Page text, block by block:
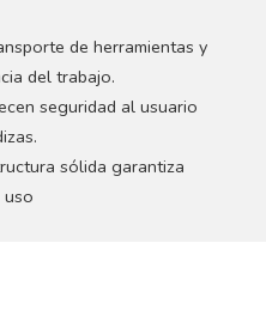
de herramientas y
del trabajo.
seguridad al usuario
sólida garantiza
uso